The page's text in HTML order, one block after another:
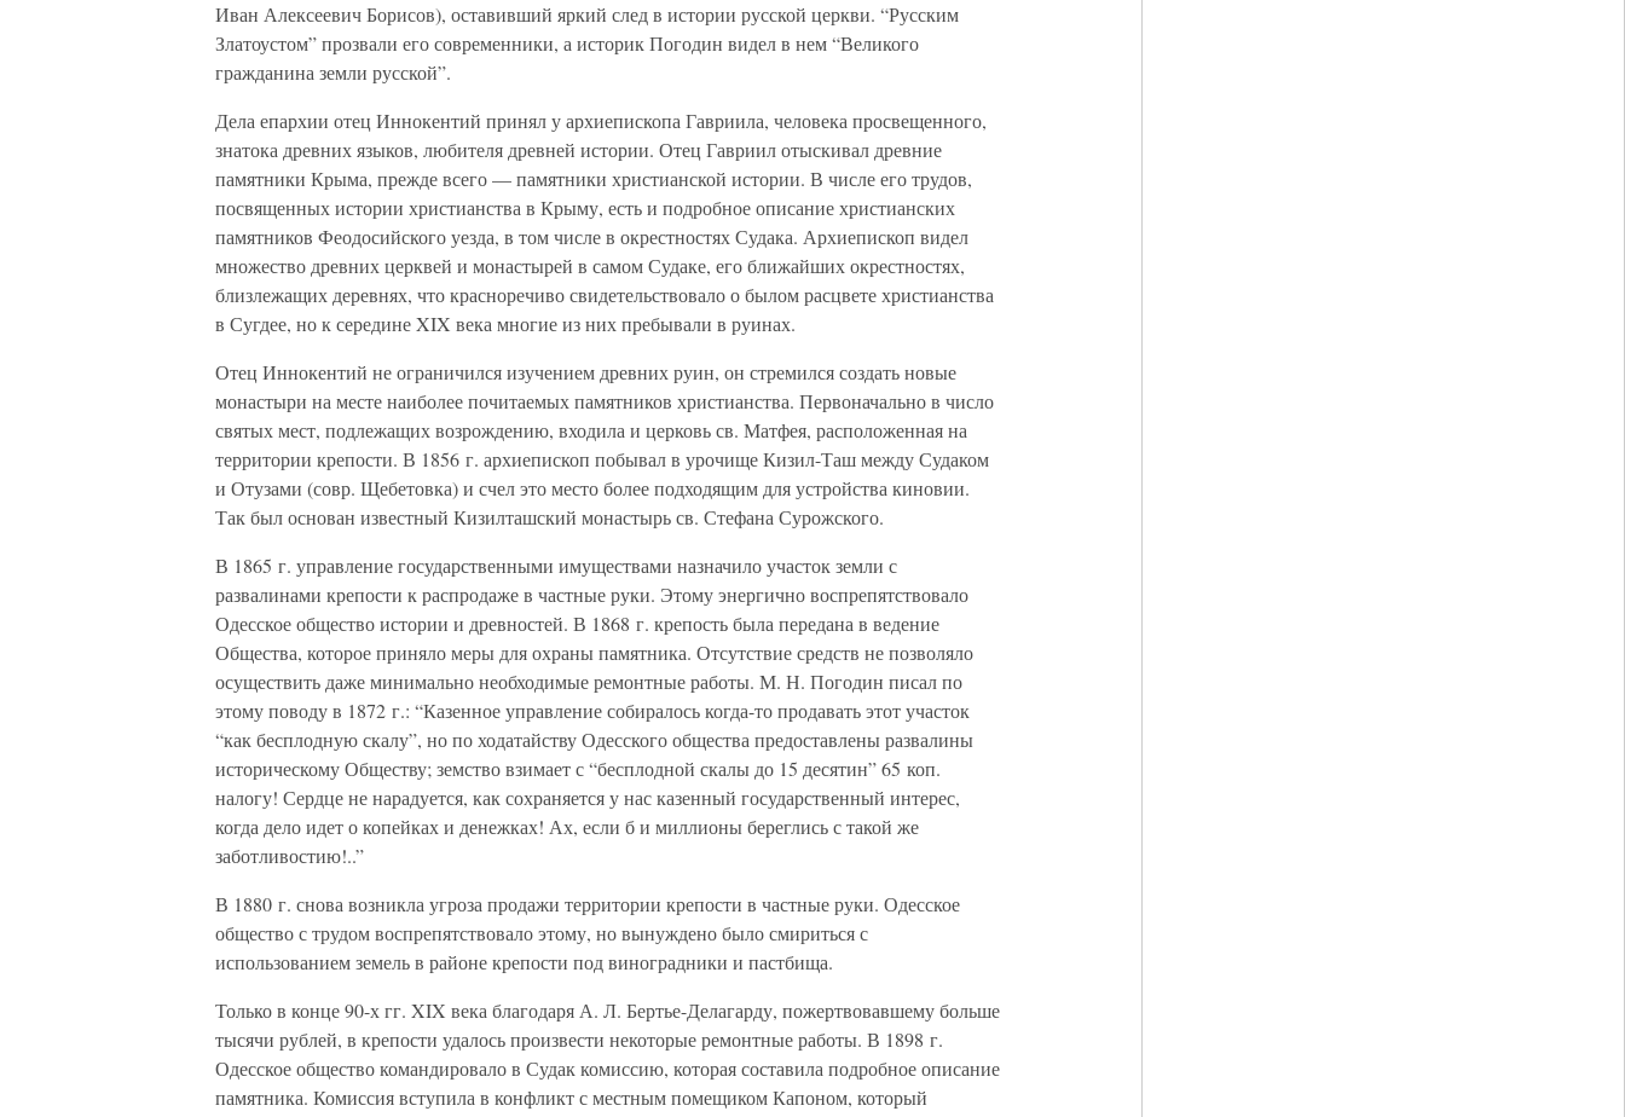
Иван Алексеевич Борисов), оставивший яркий след в истории русской церкви. “Русским
Златоустом” прозвали его современники, а историк Погодин видел в нем “Великого
гражданина земли русской”.
Дела епархии отец Иннокентий принял у архиепископа Гавриила, человека просвещенного,
знатока древних языков, любителя древней истории. Отец Гавриил отыскивал древние
памятники Крыма, прежде всего — памятники христианской истории. В числе его трудов,
посвященных истории христианства в Крыму, есть и подробное описание христианских
памятников Феодосийского уезда, в том числе в окрестностях Судака. Архиепископ видел
множество древних церквей и монастырей в самом Судаке, его ближайших окрестностях,
близлежащих деревнях, что красноречиво свидетельствовало о былом расцвете христианства
в Сугдее, но к середине XIX века многие из них пребывали в руинах.
Отец Иннокентий не ограничился изучением древних руин, он стремился создать новые
монастыри на месте наиболее почитаемых памятников христианства. Первоначально в число
святых мест, подлежащих возрождению, входила и церковь св. Матфея, расположенная на
территории крепости. В 1856 г. архиепископ побывал в урочище Кизил-Таш между Судаком
и Отузами (совр. Щебетовка) и счел это место более подходящим для устройства киновии.
Так был основан известный Кизилташский монастырь св. Стефана Сурожского.
В 1865 г. управление государственными имуществами назначило участок земли с
развалинами крепости к распродаже в частные руки. Этому энергично воспрепятствовало
Одесское общество истории и древностей. В 1868 г. крепость была передана в ведение
Общества, которое приняло меры для охраны памятника. Отсутствие средств не позволяло
осуществить даже минимально необходимые ремонтные работы. М. Н. Погодин писал по
этому поводу в 1872 г.: “Казенное управление собиралось когда-то продавать этот участок
“как бесплодную скалу”, но по ходатайству Одесского общества предоставлены развалины
историческому Обществу; земство взимает с “бесплодной скалы до 15 десятин” 65 коп.
налогу! Сердце не нарадуется, как сохраняется у нас казенный государственный интерес,
когда дело идет о копейках и денежках! Ах, если б и миллионы береглись с такой же
заботливостию!..”
В 1880 г. снова возникла угроза продажи территории крепости в частные руки. Одесское
общество с трудом воспрепятствовало этому, но вынуждено было смириться с
использованием земель в районе крепости под виноградники и пастбища.
Только в конце 90-х гг. XIX века благодаря А. Л. Бертье-Делагарду, пожертвовавшему больше
тысячи рублей, в крепости удалось произвести некоторые ремонтные работы. В 1898 г.
Одесское общество командировало в Судак комиссию, которая составила подробное описание
памятника. Комиссия вступила в конфликт с местным помещиком Капоном, который